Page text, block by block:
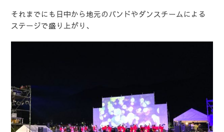
それまでにも日中から地元のバンドやダンスチームによる
ステージで盛り上がり、